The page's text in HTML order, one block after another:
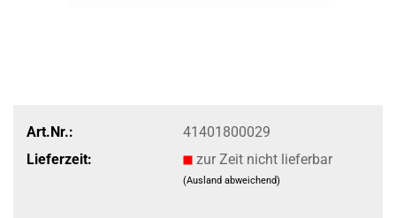
Art.Nr.:
41401800029
Lieferzeit:
zur Zeit nicht lieferbar
(Ausland abweichend)